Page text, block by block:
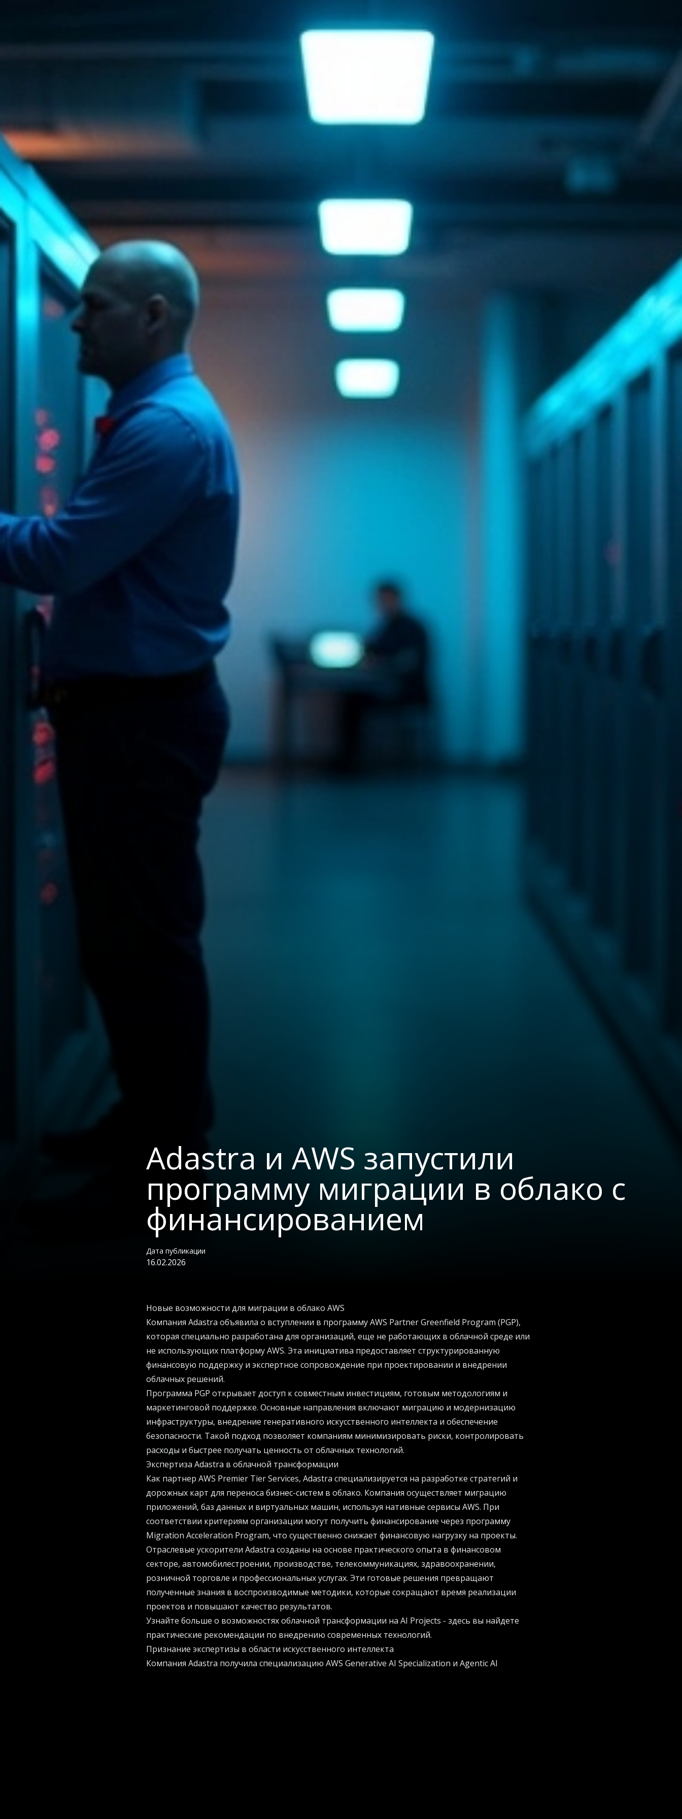
Adastra и AWS запустили
программу миграции в облако с
финансированием
Дата публикации
16.02.2026
Новые возможности для миграции в облако AWS
Компания Adastra объявила о вступлении в программу AWS Partner Greenfield Program (PGP),
которая специально разработана для организаций, еще не работающих в облачной среде или
не использующих платформу AWS. Эта инициатива предоставляет структурированную
финансовую поддержку и экспертное сопровождение при проектировании и внедрении
облачных решений.
Программа PGP открывает доступ к совместным инвестициям, готовым методологиям и
маркетинговой поддержке. Основные направления включают миграцию и модернизацию
инфраструктуры, внедрение генеративного искусственного интеллекта и обеспечение
безопасности. Такой подход позволяет компаниям минимизировать риски, контролировать
расходы и быстрее получать ценность от облачных технологий.
Экспертиза Adastra в облачной трансформации
Как партнер AWS Premier Tier Services, Adastra специализируется на разработке стратегий и
дорожных карт для переноса бизнес-систем в облако. Компания осуществляет миграцию
приложений, баз данных и виртуальных машин, используя нативные сервисы AWS. При
соответствии критериям организации могут получить финансирование через программу
Migration Acceleration Program, что существенно снижает финансовую нагрузку на проекты.
Отраслевые ускорители Adastra созданы на основе практического опыта в финансовом
секторе, автомобилестроении, производстве, телекоммуникациях, здравоохранении,
розничной торговле и профессиональных услугах. Эти готовые решения превращают
полученные знания в воспроизводимые методики, которые сокращают время реализации
проектов и повышают качество результатов.
Узнайте больше о возможностях облачной трансформации на AI Projects - здесь вы найдете
практические рекомендации по внедрению современных технологий.
Признание экспертизы в области искусственного интеллекта
Компания Adastra получила специализацию AWS Generative AI Specialization и Agentic AI